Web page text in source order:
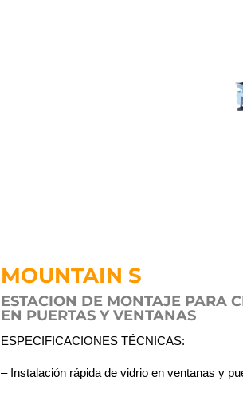
MOUNTAIN S
ESTACION DE MONTAJE PARA
EN PUERTAS Y VENTANAS
ESPECIFICACIONES TÉCNICAS:
– Instalación rápida de vidrio en ventanas y